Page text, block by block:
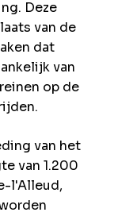
Deze
van de
dat
van
op de
van het
van 1.200
l'Alleud,